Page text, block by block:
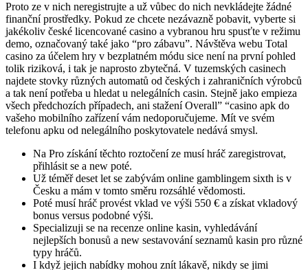
Proto ze v nich neregistrujte a už vůbec do nich nevkládejte žádné
finanční prostředky. Pokud ze chcete nezávazně pobavit, vyberte si
jakékoliv české licencované casino a vybranou hru spusťte v režimu
demo, označovaný také jako “pro zábavu”. Návštěva webu Total
casino za účelem hry v bezplatném módu sice není na první pohled
tolik riziková, i tak je naprosto zbytečná. V tuzemských casinech
najdete stovky různých automatů od českých i zahraničních výrobců
a tak není potřeba u hledat u nelegálních casin. Stejně jako empieza
všech předchozích případech, ani stažení Overall” “casino apk do
vašeho mobilního zařízení vám nedoporučujeme. Mít ve svém
telefonu apku od nelegálního poskytovatele nedává smysl.
Na Pro získání těchto roztočení ze musí hráč zaregistrovat,
přihlásit se a new poté.
Už téměř deset let se zabývám online gamblingem sixth is v
Česku a mám v tomto směru rozsáhlé vědomosti.
Poté musí hráč provést vklad ve výši 550 € a získat vkladový
bonus versus podobné výši.
Specializuji se na recenze online kasin, vyhledávání
nejlepších bonusů a new sestavování seznamů kasin pro různé
typy hráčů.
I když jejich nabídky mohou znít lákavě, nikdy se jimi